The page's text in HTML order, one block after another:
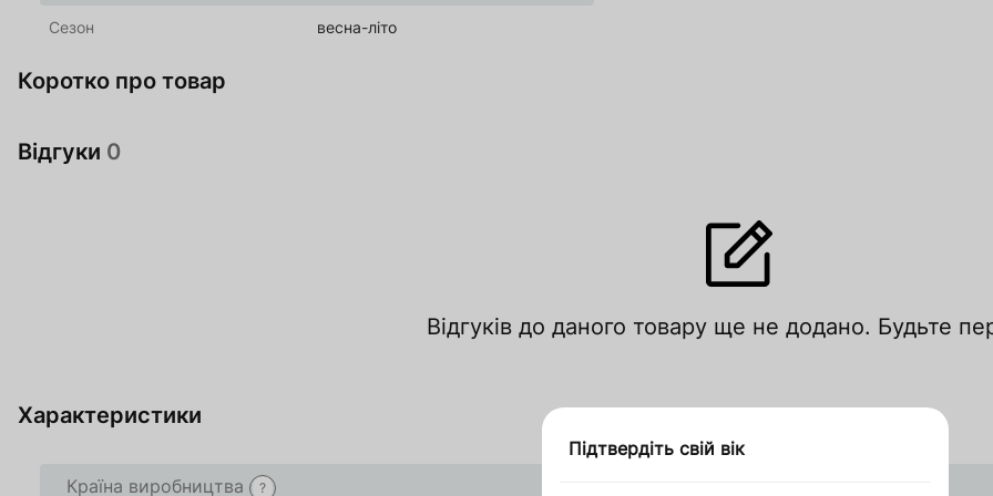
Сезон весна-літо
Коротко про товар
Відгуки 0
Відгуків до даного товару ще не додано. Будьте
Характеристики
Країна виробництва ?
Дякуємо за замовлення
Підтвердіть свій вік